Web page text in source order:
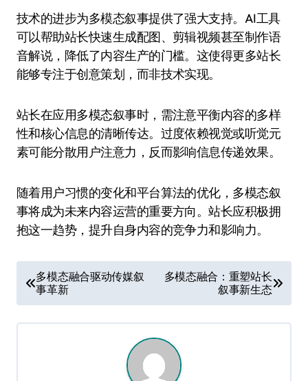
技术的进步为多模态叙事提供了强大支持。AI工具
可以帮助站长快速生成配图、剪辑视频甚至制作语
音解说，降低了内容生产的门槛。这使得更多站长
能够专注于创意策划，而非技术实现。
站长在应用多模态叙事时，需注意平衡内容的多样
性和核心信息的清晰传达。过度依赖视觉或听觉元
素可能分散用户注意力，反而影响信息传递效果。
随着用户习惯的变化和平台算法的优化，多模态叙
事将成为未来内容运营的重要方向。站长应积极拥
抱这一趋势，提升自身内容的竞争力和影响力。
章
导
多模态融合驱动传媒叙
事革新
多模态融合：重塑站长
叙事新生态